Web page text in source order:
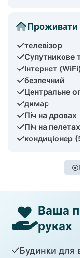
Проживати
телевізор
Супутникове
Інтернет (WiFi)
безпечний
Центральне
димар
Піч на дровах
Піч на пелетах
кондиціонер
Ваша
руках
Будинки для